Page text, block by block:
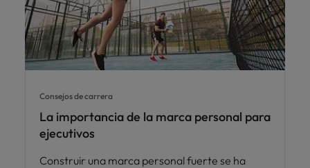
Consejos de carrera
La importancia de la marca personal para
ejecutivos
Construir una marca personal fuerte se ha